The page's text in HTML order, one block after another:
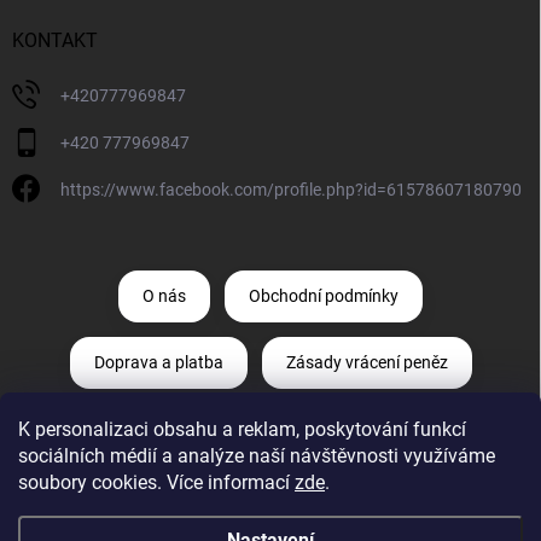
K personalizaci obsahu a reklam, poskytování funkcí
sociálních médií a analýze naší návštěvnosti využíváme
soubory cookies. Více informací zde.
KONTAKT
+420777969847
+420 777969847
https://www.facebook.com/profile.php?id=61578607180790
O nás Obchodní podmínky
Doprava a platba Zásady vrácení peněz
Zásady ochrany osobních údajů
Odstoupení od smlouvy Reklamace